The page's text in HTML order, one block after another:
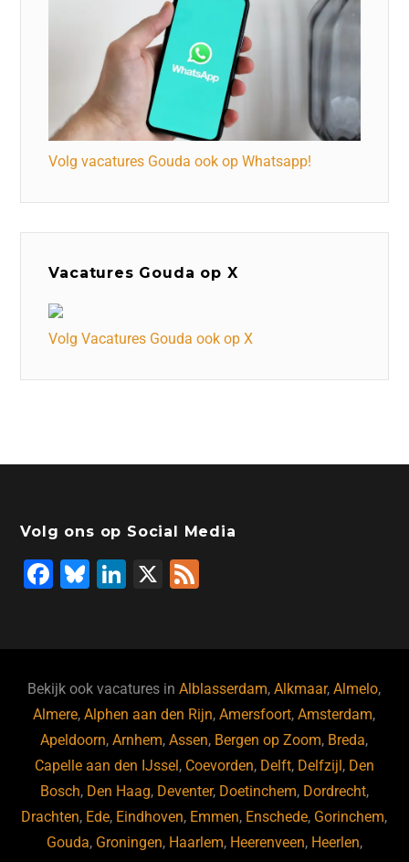
Volg vacatures Gouda ook op Whatsapp!
Vacatures Gouda op X
Volg Vacatures Gouda ook op X
Volg ons op Social Media
F
b
o
o
k
Bl
ky
Li
dI
n
X
Bekijk ook vacatures inAlblasserdam,Alkmaar,Almelo,
Almere,Alphen aan den Rijn,Amersfoort,Amsterdam,
Apeldoorn,Arnhem,Assen, Bergen op Zoom, Breda,
Capelle aan den IJssel, Coevorden, Delft, Delfzijl, Den
Bosch, Den Haag, Deventer, Doetinchem, Dordrecht,
Drachten, Ede, Eindhoven, Emmen, Enschede, Gorinchem,
Gouda, Groningen, Haarlem, Heerenveen, Heerlen,